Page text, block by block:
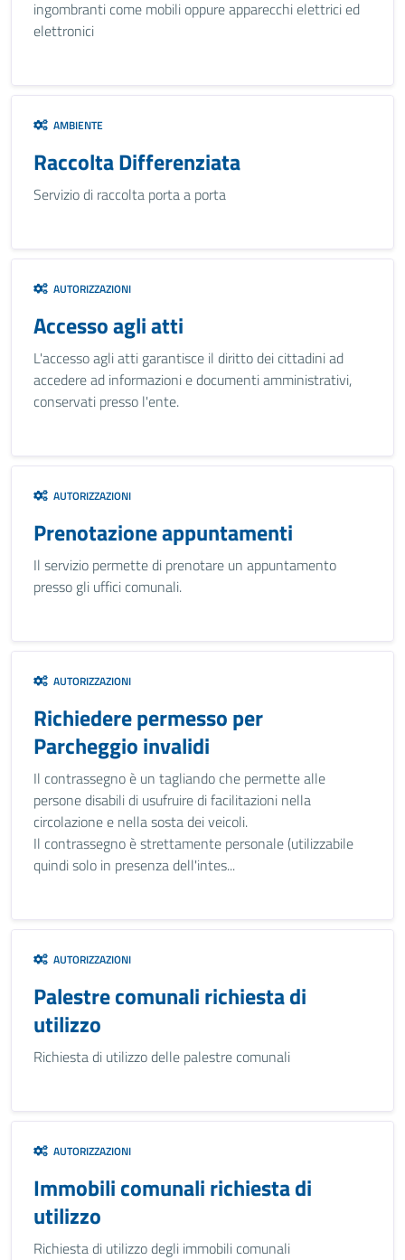
ingombranti come mobili oppure apparecchi elettrici ed
elettronici
AMBIENTE
Raccolta Differenziata
Servizio di raccolta porta a porta
AUTORIZZAZIONI
Accesso agli atti
L'accesso agli atti garantisce il diritto dei cittadini ad
accedere ad informazioni e documenti amministrativi,
conservati presso l'ente.
AUTORIZZAZIONI
Prenotazione appuntamenti
Il servizio permette di prenotare un appuntamento
presso gli uffici comunali.
AUTORIZZAZIONI
Richiedere permesso per
Parcheggio invalidi
Il contrassegno è un tagliando che permette alle
persone disabili di usufruire di facilitazioni nella
circolazione e nella sosta dei veicoli.
Il contrassegno è strettamente personale (utilizzabile
quindi solo in presenza dell'intes...
AUTORIZZAZIONI
Palestre comunali richiesta di
utilizzo
Richiesta di utilizzo delle palestre comunali
AUTORIZZAZIONI
Immobili comunali richiesta di
utilizzo
Richiesta di utilizzo degli immobili comunali